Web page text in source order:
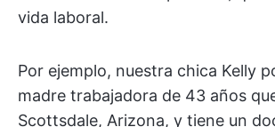
vida laboral.
Por ejemplo, nuestra chica Kelly
madre trabajadora de 43 años
Scottsdale, Arizona, y tiene un